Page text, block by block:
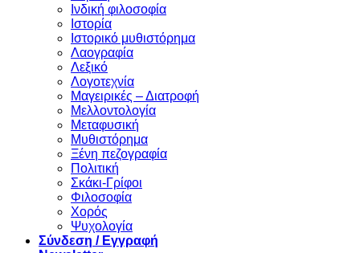
Ινδική φιλοσοφία
Ιστορία
Ιστορικό μυθιστόρημα
Λαογραφία
Λεξικό
Λογοτεχνία
Μαγειρικές – Διατροφή
Μελλοντολογία
Μεταφυσική
Μυθιστόρημα
Ξένη πεζογραφία
Πολιτική
Σκάκι-Γρίφοι
Φιλοσοφία
Χορός
Ψυχολογία
Σύνδεση / Εγγραφή